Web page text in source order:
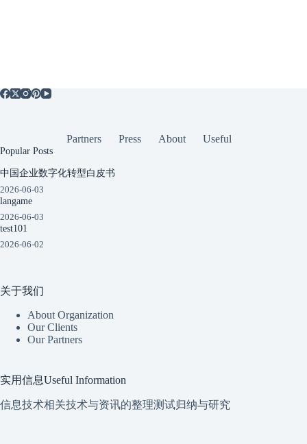
Partners Press About Useful
Popular Posts
中国企业数字化转型白皮书
2026-06-03
langame
2026-06-03
test101
2026-06-02
关于我们
About Organization
Our Clients
Our Partners
实用信息Useful Information
信息技术相关技术与资讯的整理测试归纳与研究